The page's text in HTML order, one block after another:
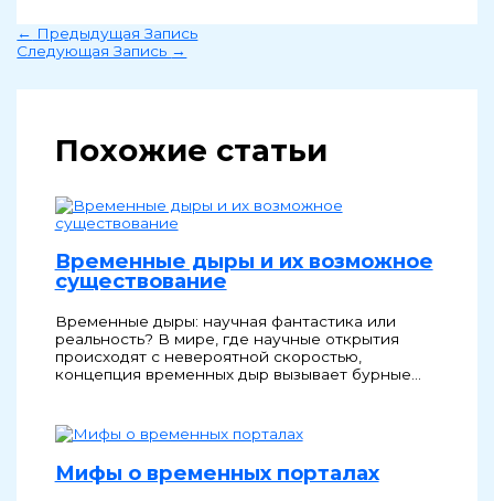
← Предыдущая Запись
Следующая Запись →
Похожие статьи
Временные дыры и их возможное
существование
Временные дыры: научная фантастика или
реальность? В мире, где научные открытия
происходят с невероятной скоростью,
концепция временных дыр вызывает бурные…
Мифы о временных порталах